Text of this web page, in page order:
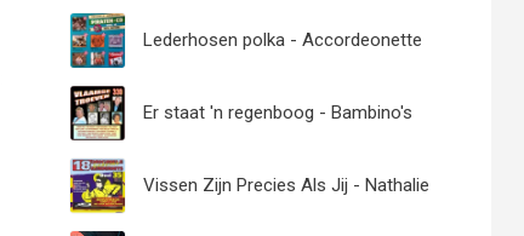
Lederhosen polka - Accordeonette
Er staat 'n regenboog - Bambino's
Vissen Zijn Precies Als Jij - Nathalie